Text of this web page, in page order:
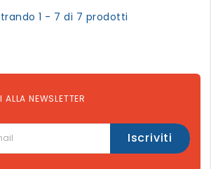
1 - 7 di 7 prodotti
NEWSLETTER